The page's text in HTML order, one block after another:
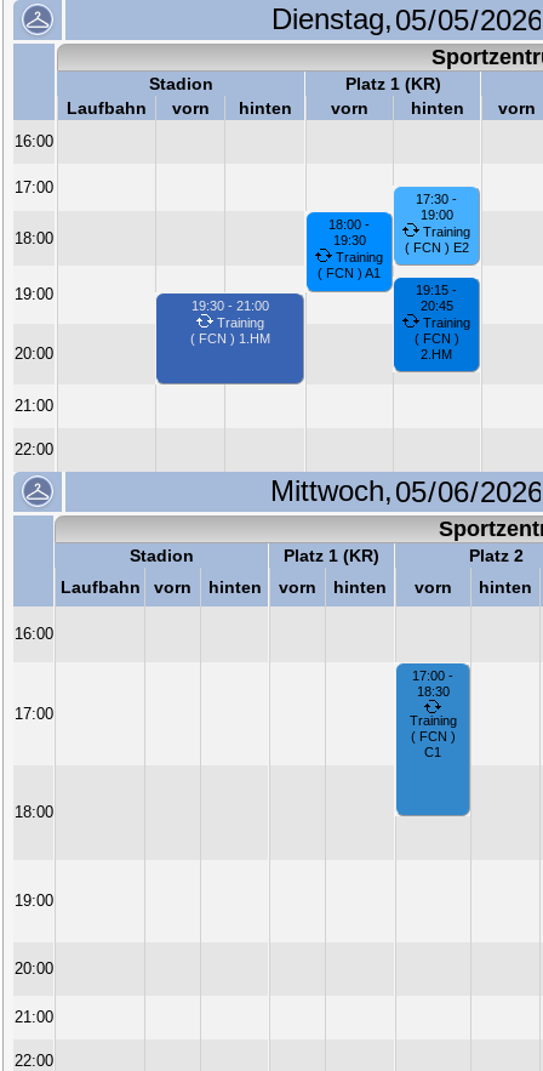
Dienstag,
Stadion
Platz 1 (KR)
Laufbahn
vorn hinten vorn hinten vorn
16:00
17:00
17:30 -
19:00
Training
( FCN ) E2
18:00
18:00 -
19:30
Training
( FCN ) A1
19:00
19:15 -
20:45
Training
( FCN )
2.HM
19:30 - 21:00
Training
( FCN ) 1.HM
20:00
21:00
22:00
Mittwoch,
Stadion Platz 1 (KR)
Platz 2
Laufbahn
vorn hinten vorn hinten vorn hinten
16:00
17:00
17:00 -
18:30
Training
( FCN )
C1
18:00
19:00
20:00
21:00
22:00